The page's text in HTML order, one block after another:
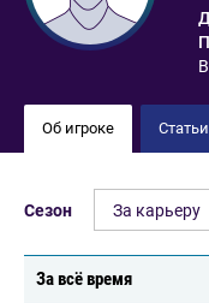
Об игроке Статьи
Сезон За карьеру
За всё время